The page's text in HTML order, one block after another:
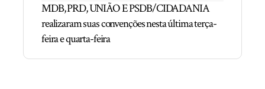
MDB, PRD, UNIÃO E PSDB/CIDADANIA
realizaram suas convenções nesta última terça-
feira e quarta-feira